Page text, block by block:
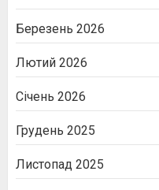
Березень 2026
Лютий 2026
Січень 2026
Грудень 2025
Листопад 2025